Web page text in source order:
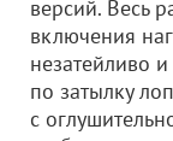
версий. Весь
включения
незатейливо
по затылку
с